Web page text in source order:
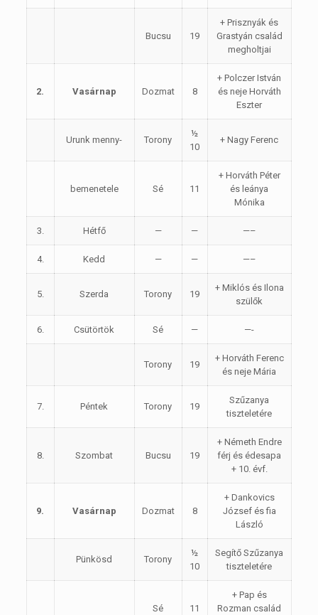
Bucsu 19
+ Prisznyák és
Grastyán család
megholtjai
2. Vasárnap Dozmat 8
+ Polczer István
és neje Horváth
Eszter
Urunk menny- Torony
½
10
+ Nagy Ferenc
bemenetele Sé 11
+ Horváth Péter
és leánya
Mónika
3. Hétfő — — —–
4. Kedd — — —–
5. Szerda Torony 19
+ Miklós és Ilona
szülők
6. Csütörtök Sé — —-
Torony 19
+ Horváth Ferenc
és neje Mária
7. Péntek Torony 19
Szűzanya
tiszteletére
8. Szombat Bucsu 19
+ Németh Endre
férj és édesapa
+ 10. évf.
9. Vasárnap Dozmat 8
+ Dankovics
József és fia
László
Pünkösd Torony
½
10
Segítő Szűzanya
tiszteletére
Sé 11
+ Pap és
Rozman család